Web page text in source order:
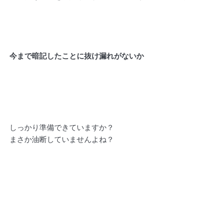
今まで暗記したことに抜け漏れがないか
しっかり準備できていますか？
まさか油断していませんよね？